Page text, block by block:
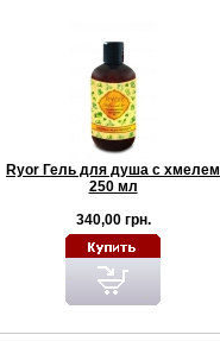
Ryor Гель для душа с хмелем
250 мл
340,00 грн.